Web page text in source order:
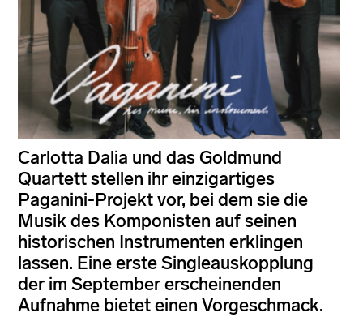
Carlotta Dalia und das Goldmund
Quartett stellen ihr einzigartiges
Paganini-Projekt vor, bei dem sie die
Musik des Komponisten auf seinen
historischen Instrumenten erklingen
lassen. Eine erste Singleauskopplung
der im September erscheinenden
Aufnahme bietet einen Vorgeschmack.